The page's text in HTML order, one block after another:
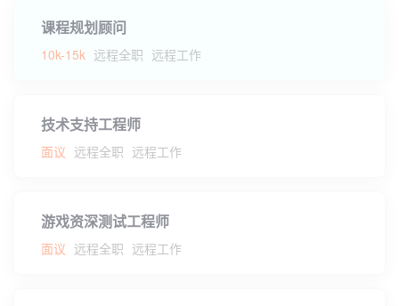
课程规划顾问
10k-15k 远程全职 远程工作
技术支持工程师
面议 远程全职 远程工作
游戏资深测试工程师
面议 远程全职 远程工作